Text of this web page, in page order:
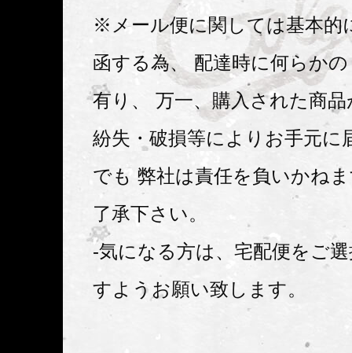
※メール便に関しては基本的
函する為、 配達時に何らか
有り、 万一、購入された商
紛失・破損等によりお手元に
でも 弊社は責任を負いかね
了承下さい。
-気になる方は、宅配便をご
すようお願い致します。